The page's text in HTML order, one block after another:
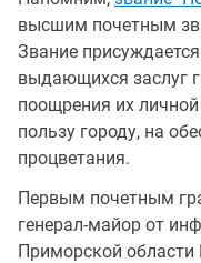
высшим почетным
Звание
выдающихся заслуг
поощрения их
пользу городу, на
процветания.
Первым почетным
генерал-майор от
Приморской